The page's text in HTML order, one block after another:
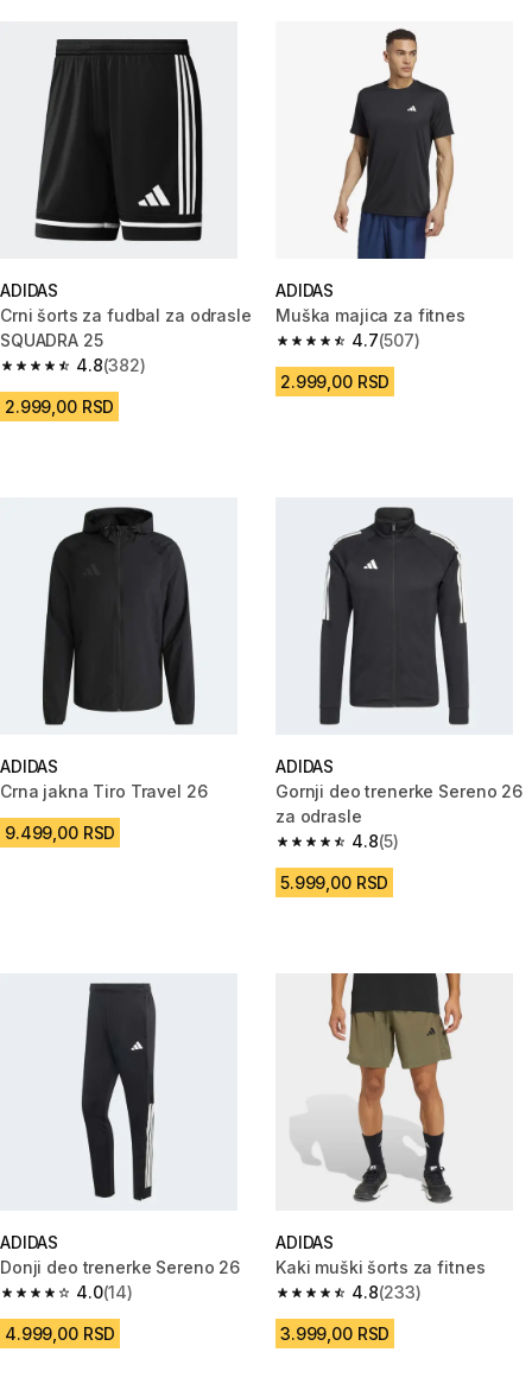
ADIDAS
Crni šorts za fudbal za odrasle
SQUADRA 25
4.8
4.8 od 5 zvezdica from 382 Recenzije
(382)
2.999,00 RSD
ADIDAS
Muška majica za fitnes
4.7
4.7 od 5 zvezdica from 507
(507)
2.999,00 RSD
ADIDAS
Crna jakna Tiro Travel 26
9.499,00 RSD
ADIDAS
Gornji deo trenerke Sereno 26
za odrasle
4.8
4.8 od 5 zvezdica from 5
(5)
5.999,00 RSD
ADIDAS
Donji deo trenerke Sereno 26
4.0
4.0 od 5 zvezdica from 14 Recenzije
(14)
4.999,00 RSD
ADIDAS
Kaki muški šorts za fitnes
4.8
4.8 od 5 zvezdica from 233
(233)
3.999,00 RSD